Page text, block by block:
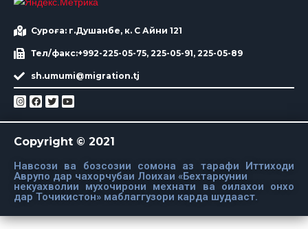
Суроға: г.Душанбе, к. С Айни 121
Тел/факс:+992-225-05-75, 225-05-91, 225-05-89
sh.umumi@migration.tj
Copyright © 2021
Навсози ва бозсозии сомона аз тарафи Иттиходи
Аврупо дар чахорчубаи Лоихаи «Бехтаркунии
некуахволии мухочирони мехнати ва оилахои онхо
дар Точикистон» маблаггузори карда шудааст.